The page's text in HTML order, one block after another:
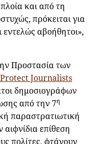
και από τη
πρόκειται για
εντελώς αβοήθητοι»,
Προστασία των
Journalists
δημοσιογράφων
από την 7η
παραστρατιωτική
επίθεση
πολίτες, φτάνουν